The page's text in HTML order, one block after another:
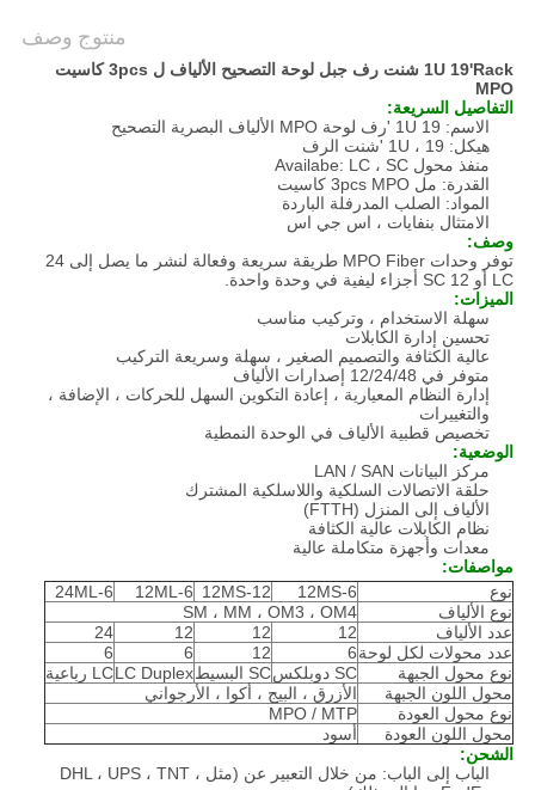
منتوج وصف
1U 19'Rack شنت رف جبل لوحة التصحيح الألياف ل 3pcs كاسيت
MPO
التفاصيل السريعة:
الاسم: 1U 19 'رف لوحة MPO الألياف البصرية التصحيح
هيكل: 1U ، 19 'شنت الرف
منفذ محول Availabe: LC ، SC
القدرة: مل 3pcs MPO كاسيت
المواد: الصلب المدرفلة الباردة
الامتثال بنفايات ، اس جي اس
وصف:
توفر وحدات MPO Fiber طريقة سريعة وفعالة لنشر ما يصل إلى 24
LC أو 12 SC أجزاء ليفية في وحدة واحدة.
الميزات:
سهلة الاستخدام ، وتركيب مناسب
تحسين إدارة الكابلات
عالية الكثافة والتصميم الصغير ، سهلة وسريعة التركيب
متوفر في 12/24/48 إصدارات الألياف
إدارة النظام المعيارية ، إعادة التكوين السهل للحركات ، الإضافة ،
والتغييرات
تخصيص قطبية الألياف في الوحدة النمطية
الوضعية:
مركز البيانات LAN / SAN
حلقة الاتصالات السلكية واللاسلكية المشترك
الألياف إلى المنزل (FTTH)
نظام الكابلات عالية الكثافة
معدات وأجهزة متكاملة عالية
مواصفات:
نوع
12MS-6
12MS-12
12ML-6
24ML-6
نوع الألياف
SM ، MM ، OM3 ، OM4
عدد الألياف
12
12
12
24
عدد محولات لكل لوحة6
12
6
6
نوع محول الجبهة
SC دوبلكس SC البسيط LC DuplexLC رباعية
محول اللون الجبهة
الأزرق ، البيج ، أكوا ، الأرجواني
نوع محول العودة
MPO / MTP
محول اللون العودة
أسود
الشحن:
الباب إلى الباب: من خلال التعبير عن (مثل DHL ، UPS ، TNT ،